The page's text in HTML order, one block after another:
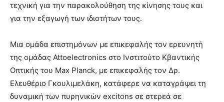
τεχνική για την παρακολούθηση της κίνησης τους και
για την εξαγωγή των ιδιοτήτων τους.
Μια ομάδα επιστημόνων με επικεφαλής τον ερευνητή
της ομάδας Attoelectronics στο Ινστιτούτο Κβαντικής
Οπτικής του Max Planck, με επικεφαλής τον Δρ.
Ελευθέριο Γκουλιμελάκη, κατάφερε να καταγράψει τη
δυναμική των πυρηνικών excitons σε στερεά σε